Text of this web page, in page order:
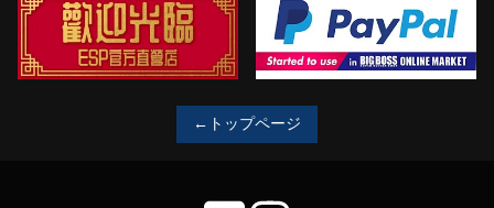
←トップページ